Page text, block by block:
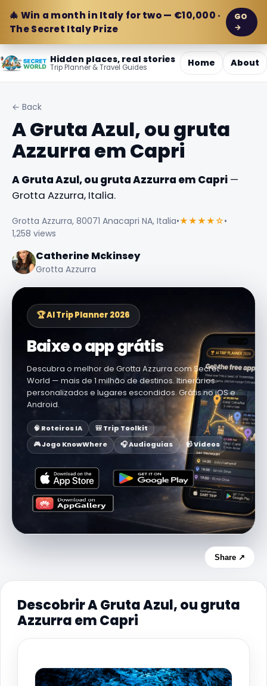
🎄 Win a month in Italy for two — €10,000 ·
The Secret Italy Prize
GO
→
Hidden places, real stories
Trip Planner & Travel Guides Home About
← Back
A Gruta Azul, ou gruta
Azzurra em Capri
A Gruta Azul, ou gruta Azzurra em Capri —
Grotta Azzurra, Italia.
Grotta Azzurra, 80071 Anacapri NA, Italia•★★★★☆•
1,258 views
Catherine Mckinsey
Grotta Azzurra
🏆 AI Trip Planner 2026
Baixe o app grátis
Descubra o melhor de Grotta Azzurra com Secret
World — mais de 1 milhão de destinos. Itinerários
personalizados e lugares escondidos. Grátis no iOS e
Android.
🧠 Roteiros IA
🎒 Trip Toolkit
🎮 Jogo KnowWhere
🎧 Audioguias 📹 Vídeos
Share ↗
Descobrir A Gruta Azul, ou gruta
Azzurra em Capri